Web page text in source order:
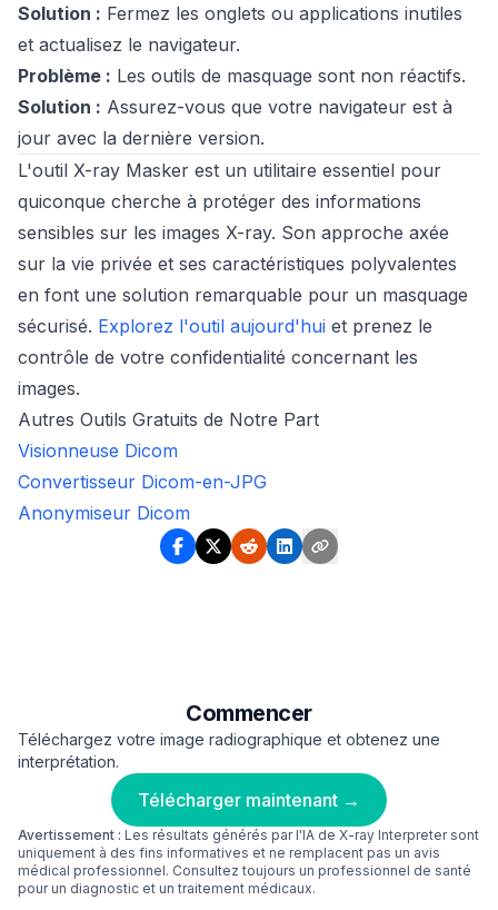
Solution : Fermez les onglets ou applications inutiles
et actualisez le navigateur.
Problème : Les outils de masquage sont non réactifs.
Solution : Assurez-vous que votre navigateur est à
jour avec la dernière version.
L'outil X-ray Masker est un utilitaire essentiel pour
quiconque cherche à protéger des informations
sensibles sur les images X-ray. Son approche axée
sur la vie privée et ses caractéristiques polyvalentes
en font une solution remarquable pour un masquage
sécurisé. Explorez l'outil aujourd'hui et prenez le
contrôle de votre confidentialité concernant les
images.
Autres Outils Gratuits de Notre Part
Visionneuse Dicom
Convertisseur Dicom-en-JPG
Anonymiseur Dicom
Commencer
Téléchargez votre image radiographique et obtenez une
interprétation.
Télécharger maintenant →
Avertissement : Les résultats générés par l'IA de X-ray Interpreter sont
uniquement à des fins informatives et ne remplacent pas un avis
médical professionnel. Consultez toujours un professionnel de santé
pour un diagnostic et un traitement médicaux.